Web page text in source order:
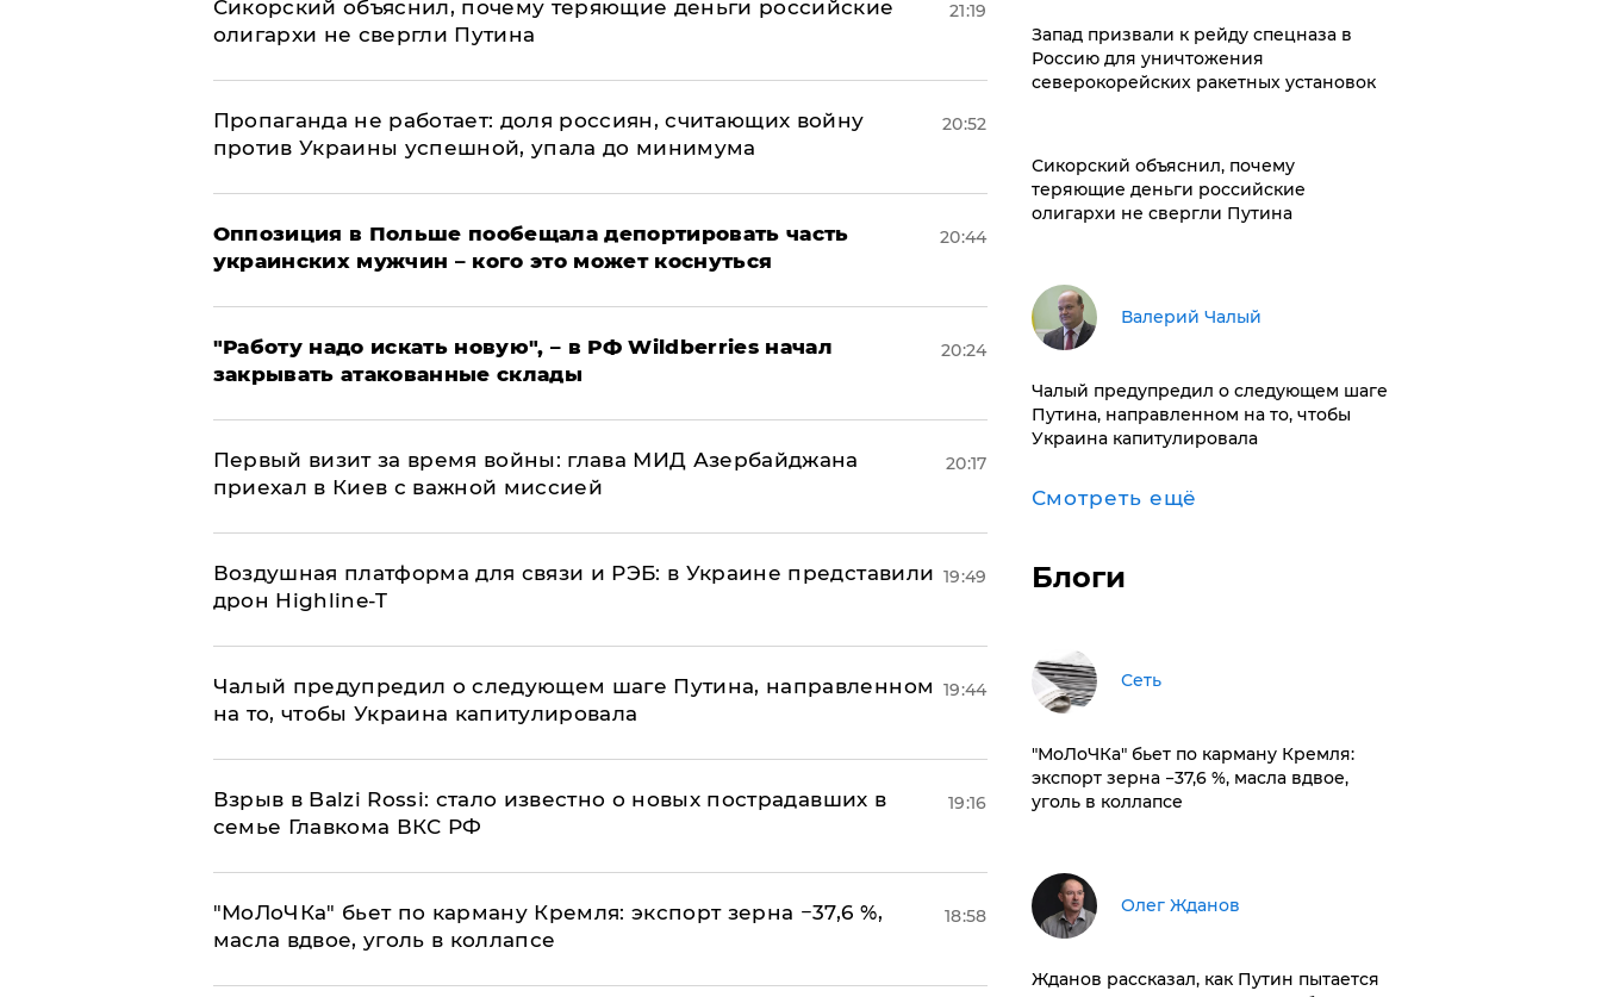
Сикорский объяснил, почему теряющие деньги российские
олигархи не свергли Путина
21:19
​Пропаганда не работает: доля россиян, считающих войну
против Украины успешной, упала до минимума
20:52
Оппозиция в Польше пообещала депортировать часть
украинских мужчин – кого это может коснуться
20:44
"Работу надо искать новую", – в РФ Wildberries начал
закрывать атакованные склады
20:24
Первый визит за время войны: глава МИД Азербайджана
приехал в Киев с важной миссией
20:17
Воздушная платформа для связи и РЭБ: в Украине представили
дрон Highline-T
19:49
Чалый предупредил о следующем шаге Путина, направленном
на то, чтобы Украина капитулировала
19:44
Взрыв в Balzi Rossi: стало известно о новых пострадавших в
семье Главкома ВКС РФ
19:16
​"МоЛоЧКа" бьет по карману Кремля: экспорт зерна −37,6 %,
масла вдвое, уголь в коллапсе
18:58
Запад призвали к рейду спецназа в
Россию для уничтожения
северокорейских ракетных установок
Сикорский объяснил, почему
теряющие деньги российские
олигархи не свергли Путина
Валерий Чалый
Чалый предупредил о следующем шаге
Путина, направленном на то, чтобы
Украина капитулировала
Смотреть ещё
Блоги
Сеть
​"МоЛоЧКа" бьет по карману Кремля:
экспорт зерна −37,6 %, масла вдвое,
уголь в коллапсе
Олег Жданов
Жданов рассказал, как Путин пытается